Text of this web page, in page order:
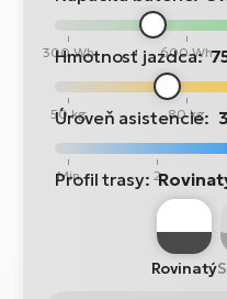
300 Wh 600 Wh
Hmotnosť jazdca:
50 kg 80 kg
Úroveň asistencie: 3
Min 2
Profil trasy:
Rovinatý